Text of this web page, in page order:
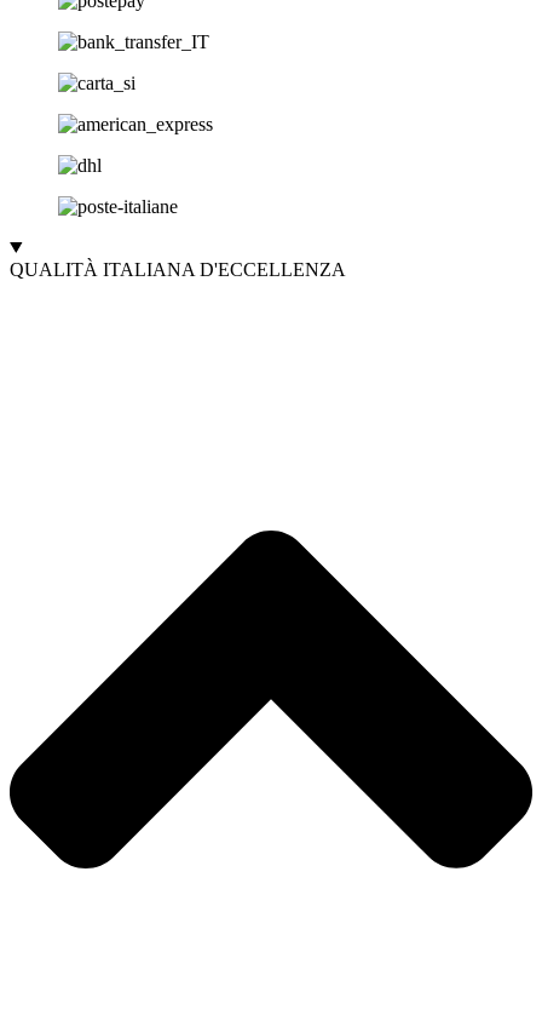
QUALITÀ ITALIANA D'ECCELLENZA